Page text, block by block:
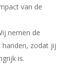
van de
nemen de
handen, zodat jij
is.​